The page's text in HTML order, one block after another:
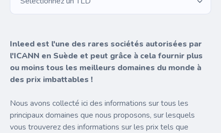
Inleed est l'une des rares sociétés autorisées par
l'ICANN en Suède et peut grâce à cela fournir plus
ou moins tous les meilleurs domaines du monde à
des prix imbattables !
Nous avons collecté ici des informations sur tous les
principaux domaines que nous proposons, sur lesquels
vous trouverez des informations sur les prix tels que